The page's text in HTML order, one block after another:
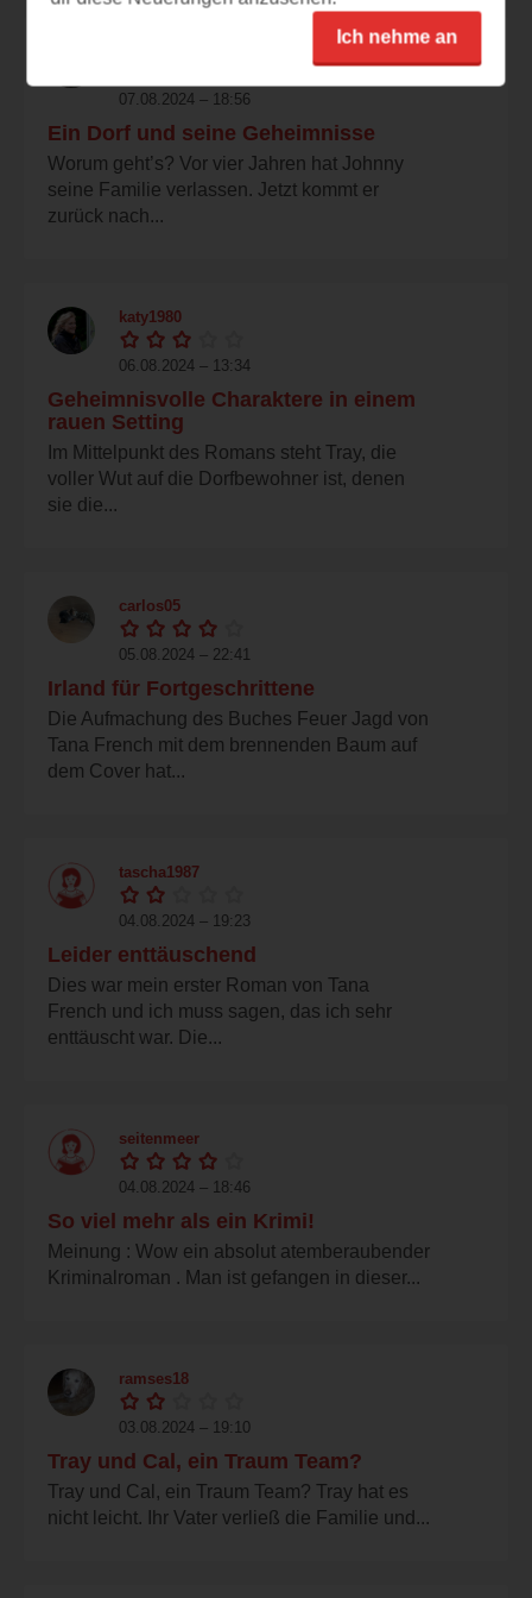
07.08.2024 – 18:56
Ein Dorf und seine Geheimnisse
Worum geht’s? Vor vier Jahren hat Johnny
seine Familie verlassen. Jetzt kommt er
zurück nach...
katy1980
06.08.2024 – 13:34
Geheimnisvolle Charaktere in einem
rauen Setting
Im Mittelpunkt des Romans steht Tray, die
voller Wut auf die Dorfbewohner ist, denen
sie die...
carlos05
05.08.2024 – 22:41
Irland für Fortgeschrittene
Die Aufmachung des Buches Feuer Jagd von
Tana French mit dem brennenden Baum auf
dem Cover hat...
tascha1987
04.08.2024 – 19:23
Leider enttäuschend
Dies war mein erster Roman von Tana
French und ich muss sagen, das ich sehr
enttäuscht war. Die...
seitenmeer
04.08.2024 – 18:46
So viel mehr als ein Krimi!
Meinung : Wow ein absolut atemberaubender
Kriminalroman . Man ist gefangen in dieser...
ramses18
03.08.2024 – 19:10
Tray und Cal, ein Traum Team?
Tray und Cal, ein Traum Team? Tray hat es
nicht leicht. Ihr Vater verließ die Familie und...
Ich nehme an